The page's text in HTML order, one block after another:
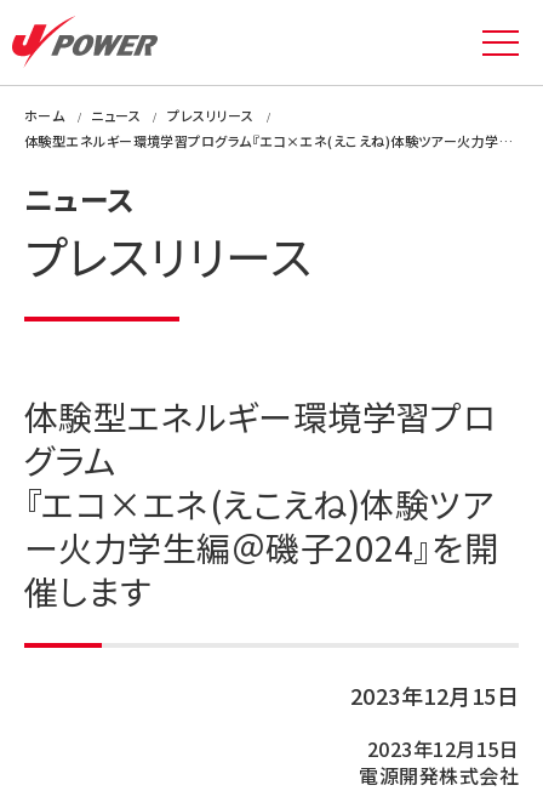
ホーム ニュース
プレスリリース
体験型エネルギー環境学習プログラム『エコ×エネ(えこえね)体験ツアー火力学生編＠磯子2024』を開催します
ニュース
プレスリリース
体験型エネルギー環境学習プロ
グラム
『エコ×エネ(えこえね)体験ツア
ー火力学生編＠磯子2024』を開
催します
2023年12月15日
2023年12月15日
電源開発株式会社